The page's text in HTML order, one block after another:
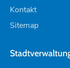
Kontakt
Sitemap